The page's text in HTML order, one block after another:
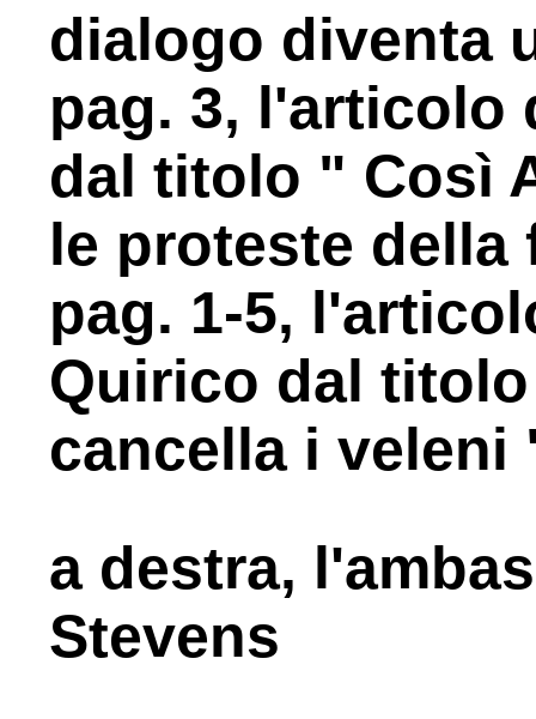
dialogo diventa
pag. 3, l'articolo
dal titolo " Così
le proteste della
pag. 1-5,
Quirico dal
cancella i veleni
a destra,
Stevens